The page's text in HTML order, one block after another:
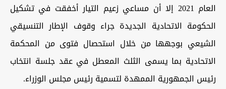
العام 2021 إلا أن مساعي زعيم التيار أخفقت في تشكيل
الحكومة الاتحادية الجديدة جراء وقوف الإطار التنسيقي
الشيعي بوجهها من خلال استحصال فتوى من المحكمة
الاتحادية بما يسمى الثلث المعطل في عقد جلسة انتخاب
رئيس الجمهورية الممهدة لتسمية رئيس مجلس الوزراء.